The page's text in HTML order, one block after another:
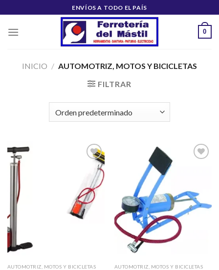
al
contenido
ENVÍOS A TODO EL PAÍS
0
INICIO / AUTOMOTRIZ, MOTOS Y BICICLETAS
FILTRAR
Añadir
a la
lista de
deseos
AUTOMOTRIZ, MOTOS Y BICICLETAS
lista de
deseos
AUTOMOTRIZ, MOTOS Y BICICLETAS